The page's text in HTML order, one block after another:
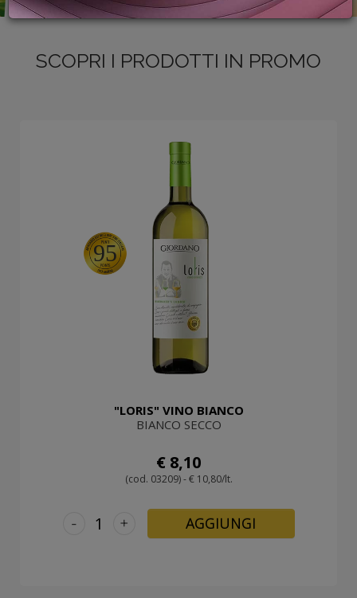
GIFT
BLOG
SCOPRI I PRODOTTI IN PROMO
95
"LORIS" VINO BIANCO
BIANCO SECCO
€ 8,10
(cod. 03209) - € 10,80/lt.
+
- AGGIUNGI